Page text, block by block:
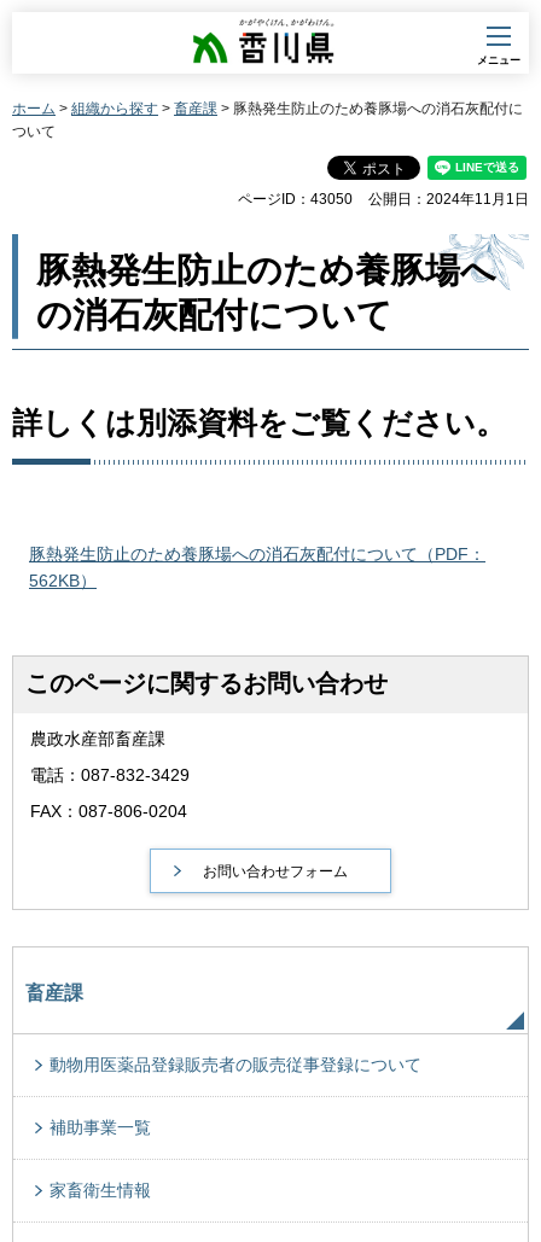
香川県
メニュー
ホーム > 組織から探す > 畜産課 > 豚熱発生防止のため養豚場への消石灰配付に
ついて
ページID：43050 公開日：2024年11月1日
豚熱発生防止のため養豚場へ
の消石灰配付について
詳しくは別添資料をご覧ください。
豚熱発生防止のため養豚場への消石灰配付について（PDF：
562KB）
このページに関するお問い合わせ
農政水産部畜産課
電話：087-832-3429
FAX：087-806-0204
畜産課
動物用医薬品登録販売者の販売従事登録について
補助事業一覧
家畜衛生情報